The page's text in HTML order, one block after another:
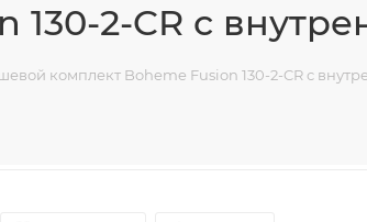
2-CR с
комплект Boheme Fusion 130-2-CR с